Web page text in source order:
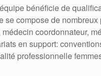
bénéficie de
se compose de
coordonnateur,
en support:
professionnelle